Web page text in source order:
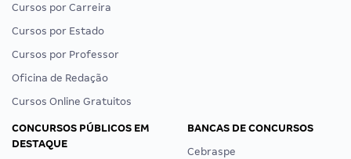
Cursos por Carreira
Cursos por Estado
Cursos por Professor
Oficina de Redação
Cursos Online Gratuitos
CONCURSOS PÚBLICOS EM
DESTAQUE
BANCAS DE CONCURSOS
Cebraspe